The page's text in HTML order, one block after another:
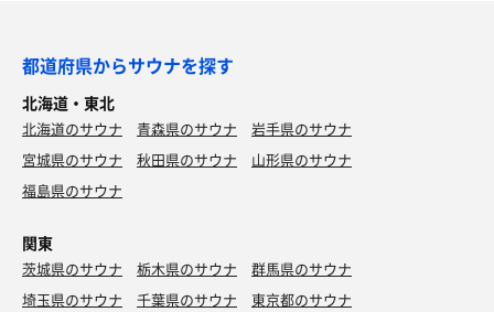
都道府県からサウナを探す
北海道・東北
北海道のサウナ 青森県のサウナ
岩手県のサウナ
宮城県のサウナ
秋田県のサウナ
山形県のサウナ
福島県のサウナ
関東
茨城県のサウナ 栃木県のサウナ
群馬県のサウナ
埼玉県のサウナ
千葉県のサウナ
東京都のサウナ